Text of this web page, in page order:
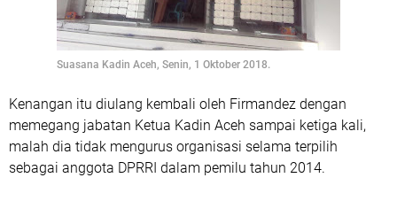
Suasana Kadin Aceh, Senin, 1 Oktober 2018.
Kenangan itu diulang kembali oleh Firmandez dengan
memegang jabatan Ketua Kadin Aceh sampai ketiga kali,
malah dia tidak mengurus organisasi selama terpilih
sebagai anggota DPRRI dalam pemilu tahun 2014.